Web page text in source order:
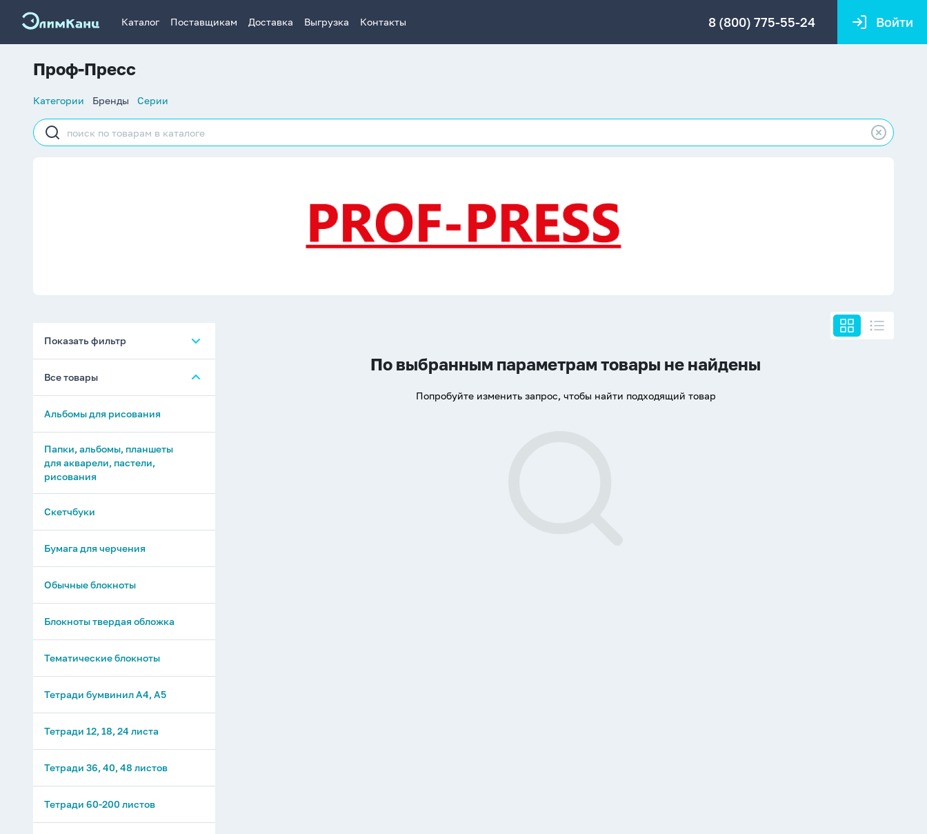
Каталог Поставщикам Доставка Выгрузка Контакты 8 (800) 775-55-24 Войти
Проф-Пресс
Список
Категории Бренды Серии
Строка
поиска
Показать фильтр
Все товары
Альбомы для рисования
Папки, альбомы, планшеты
для акварели, пастели,
рисования
Скетчбуки
Бумага для черчения
Обычные блокноты
Блокноты твердая обложка
Тематические блокноты
Тетради бумвинил А4, А5
Тетради 12, 18, 24 листа
Тетради 36, 40, 48 листов
Тетради 60-200 листов
По выбранным параметрам товары не найдены
Попробуйте изменить запрос, чтобы найти подходящий товар